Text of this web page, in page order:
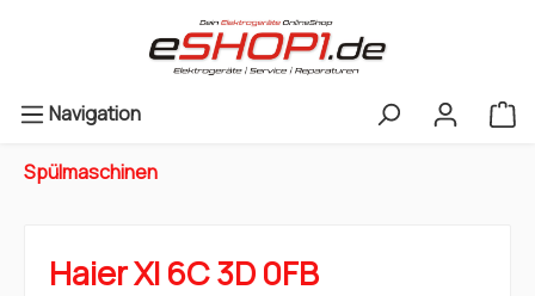
Navigation
Spülmaschinen
Haier XI 6C 3D 0FB